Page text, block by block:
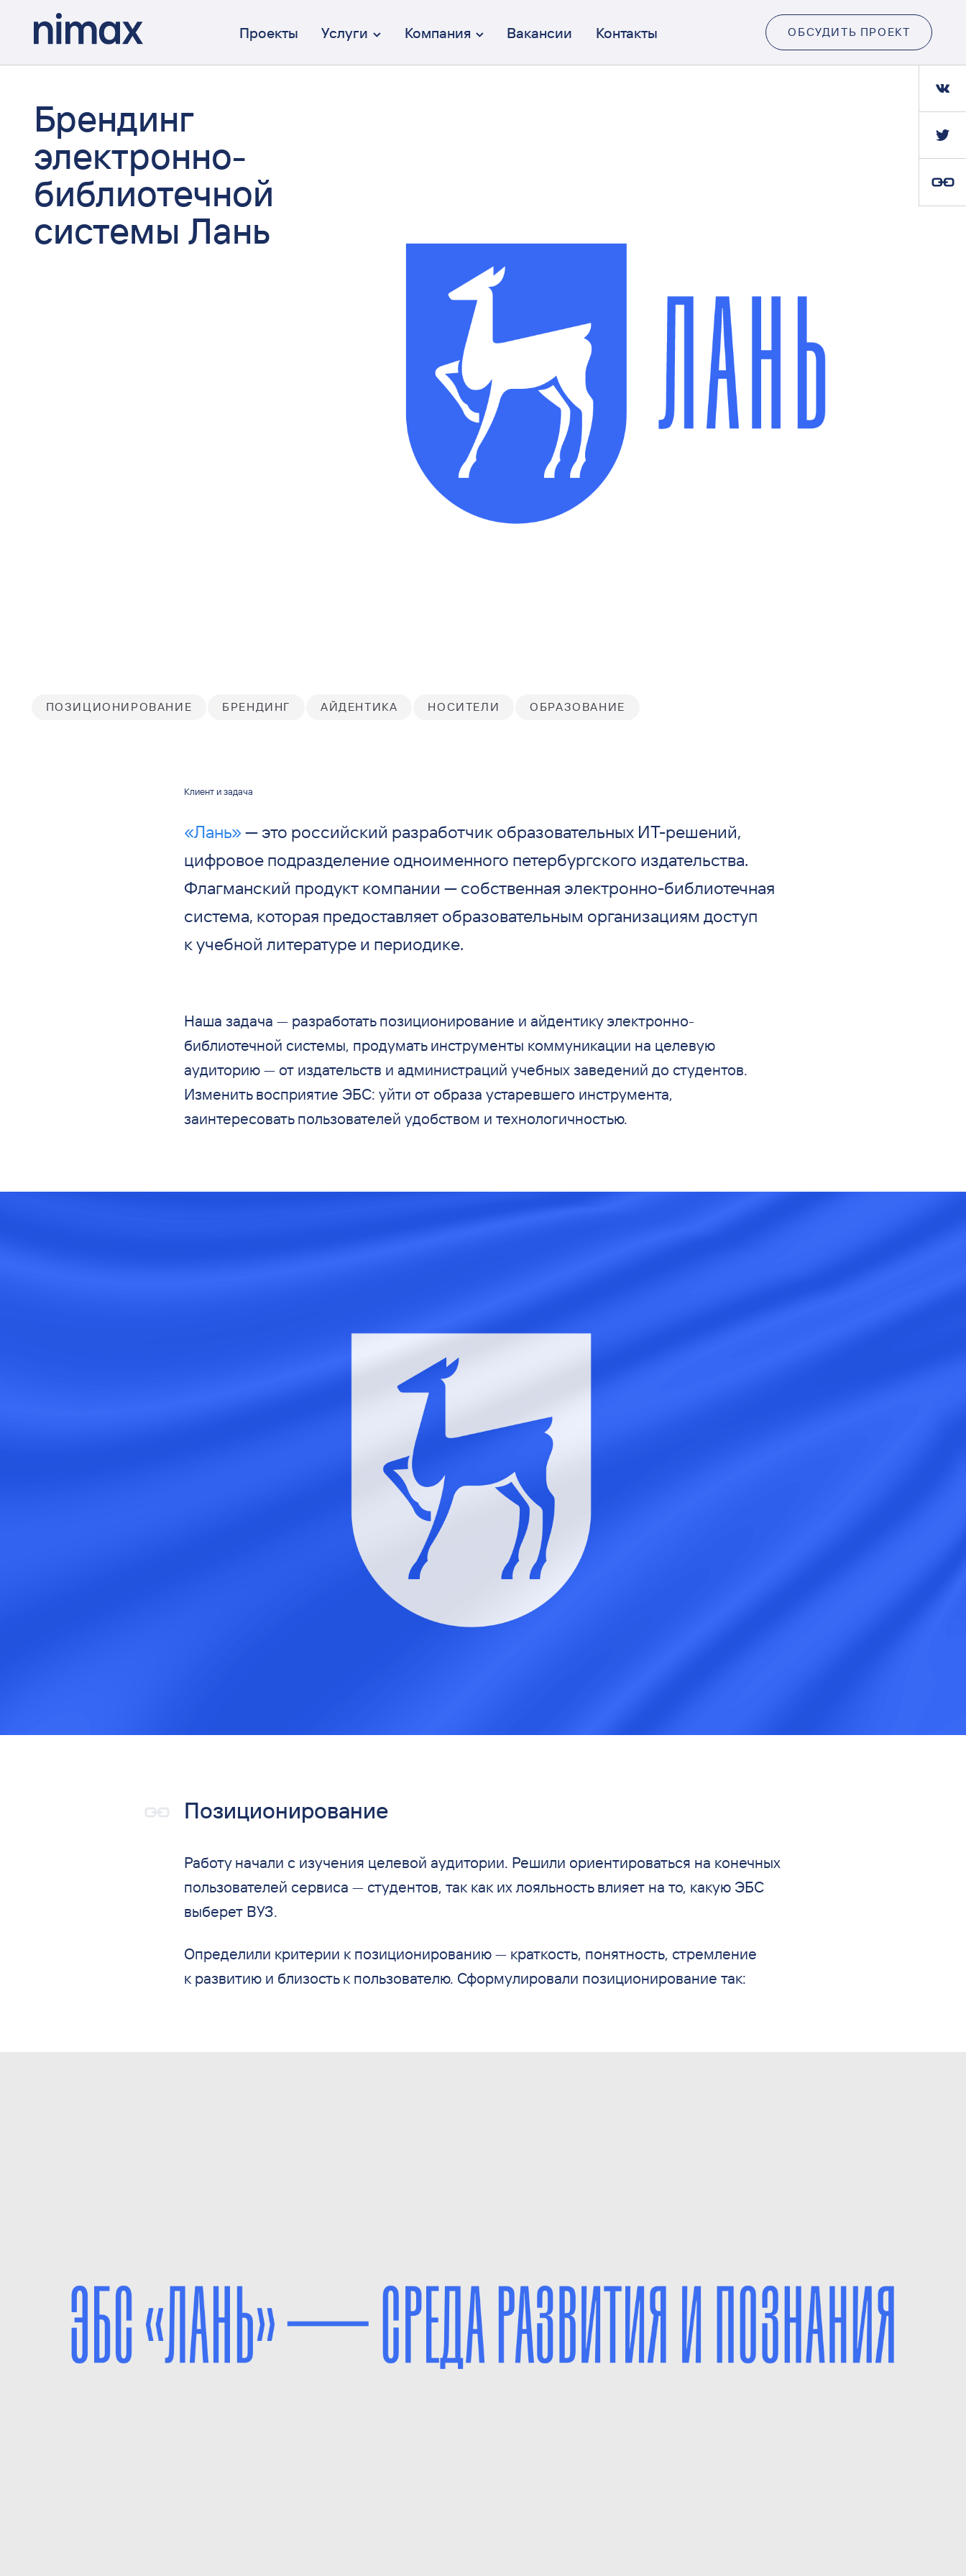
Проекты Услуги
Перформанс-маркетинг
От СММ до креативных кампаний
Компания Вакансии Контакты ОБСУДИТЬ ПРОЕКТ
Брендинг
электронно-
библиотечной
системы Лань
ПОЗИЦИОНИРОВАНИЕ БРЕНДИНГ АЙДЕНТИКА НОСИТЕЛИ ОБРАЗОВАНИЕ
Клиент и задача
«Лань»— это российский разработчик образовательных ИТ-решений,
цифровое подразделение одноименного петербургского издательства.
Флагманский продукт компании — собственная электронно-библиотечная
система, которая предоставляет образовательным организациям доступ
к учебной литературе и периодике.
Наша задача —разработать позиционирование и айдентику электронно-
библиотечной системы, продумать инструменты коммуникации на целевую
аудиторию —от издательств и администраций учебных заведений до студентов.
Изменить восприятие ЭБС: уйти от образа устаревшего инструмента,
заинтересовать пользователей удобством и технологичностью.
Позиционирование
Работу начали с изучения целевой аудитории. Решили ориентироваться на конечных
пользователей сервиса —студентов, так как их лояльность влияет на то, какую ЭБС
выберет ВУЗ.
Определили критерии к позиционированию —краткость, понятность, стремление
к развитию и близость к пользователю. Сформулировали позиционирование так: